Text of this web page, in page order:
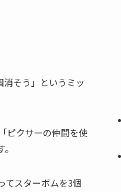
そう」というミッ
ピクサーの仲間を使
てスターボムを3個